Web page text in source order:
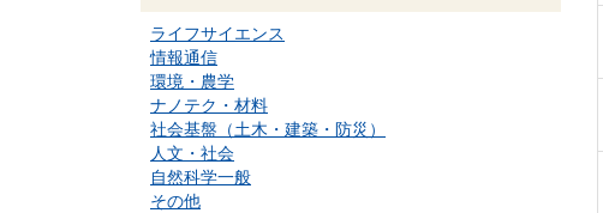
ライフサイエンス
情報通信
環境・農学
ナノテク・材料
社会基盤（土木・建築・防災）
人文・社会
自然科学一般
その他